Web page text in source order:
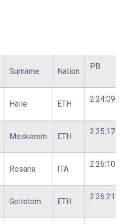
Surname Nation
PB
Haile ETH
2:24:09
Meskerem ETH
2:25:17
Rosaria ITA
2:26:10
Goitetom ETH
2:26:21